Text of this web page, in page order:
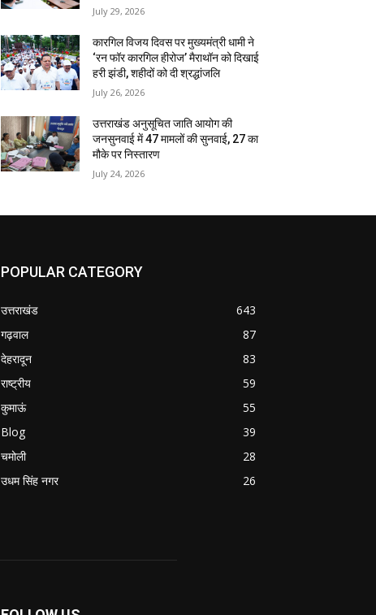
July 29, 2026
कारगिल विजय दिवस पर मुख्यमंत्री धामी ने
‘रन फॉर कारगिल हीरोज’ मैराथॉन को दिखाई
हरी झंडी, शहीदों को दी श्रद्धांजलि
July 26, 2026
उत्तराखंड अनुसूचित जाति आयोग की
जनसुनवाई में 47 मामलों की सुनवाई, 27 का
मौके पर निस्तारण
July 24, 2026
POPULAR CATEGORY
उत्तराखंड
643
गढ़वाल
87
देहरादून
83
राष्ट्रीय
59
कुमाऊं
55
Blog
39
चमोली
28
उधम सिंह नगर
26